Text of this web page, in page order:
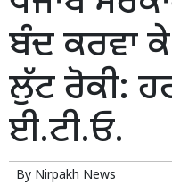
ਬੰਦ ਕਰਵਾ
ਲੁੱਟ ਰੋਕੀ:
ਈ.ਟੀ.ਓ.
By Nirpakh News